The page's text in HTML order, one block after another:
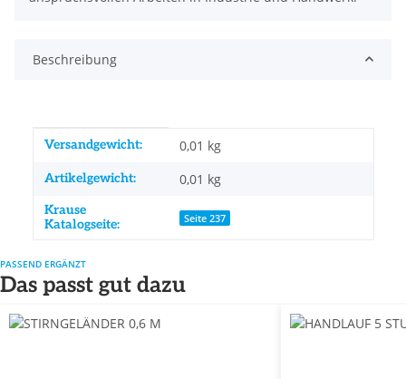
Beschreibung
Produkteigenschaft
Wert
Versandgewicht: 0,01 kg
Artikelgewicht: 0,01 kg
Krause
Katalogseite:
Seite 237
PASSEND ERGÄNZT
Das passt gut dazu